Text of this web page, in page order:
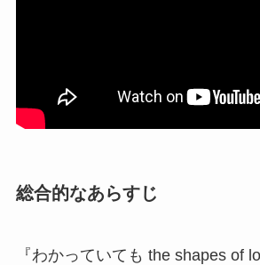
総合的なあらすじ
『わかっていても the shapes of